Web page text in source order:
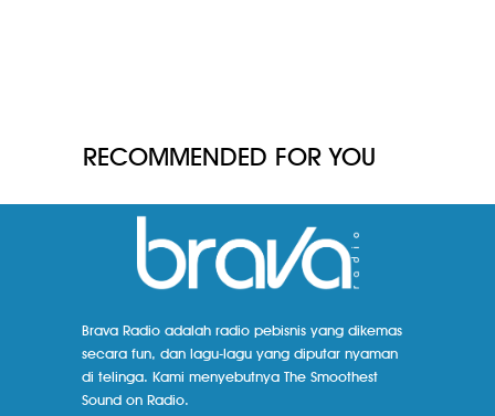
RECOMMENDED FOR YOU
Brava Radio adalah radio pebisnis yang dikemas
secara fun, dan lagu-lagu yang diputar nyaman
di telinga. Kami menyebutnya The Smoothest
Sound on Radio.